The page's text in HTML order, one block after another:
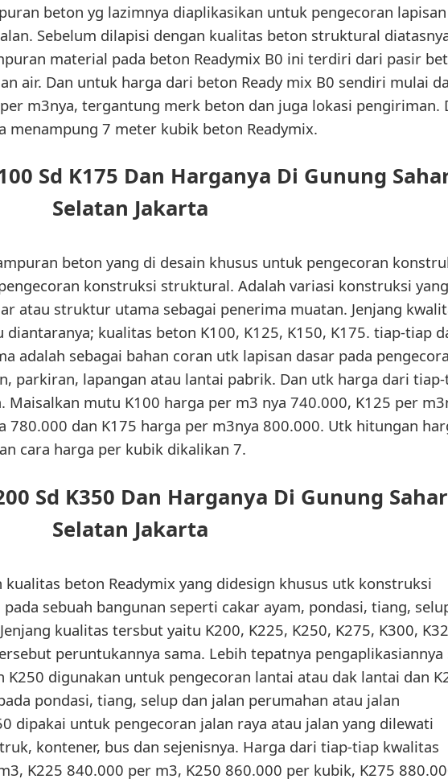
beton yg lazimnya diaplikasikan untuk pengecoran
Sebelum dilapisi dengan kualitas beton struktural
material pada beton Readymix B0 ini terdiri dari pasir
air. Dan untuk harga dari beton Ready mix B0 sendiri mulai
m3nya, tergantung merk beton dan juga lokasi pengiriman.
menampung 7 meter kubik beton Readymix.
Sd K175 Dan Harganya Di Gunung
Selatan Jakarta
beton yang di desain khusus untuk pengecoran
konstruksi struktural. Adalah variasi konstruksi
atau struktur utama sebagai penerima muatan. Jenjang
kualitas beton K100, K125, K150, K175. tiap-tiap
adalah sebagai bahan coran utk lapisan dasar pada
parkiran, lapangan atau lantai pabrik. Dan utk harga dari
mutu K100 harga per m3 nya 740.000, K125 per
780.000 dan K175 harga per m3nya 800.000. Utk hitungan
cara harga per kubik dikalikan 7.
Sd K350 Dan Harganya Di Gunung
Selatan Jakarta
beton Readymix yang didesign khusus utk konstruksi
sebuah bangunan seperti cakar ayam, pondasi, tiang,
kualitas tersbut yaitu K200, K225, K250, K275, K300,
peruntukannya sama. Lebih tepatnya pengaplikasiannya
K250 digunakan untuk pengecoran lantai atau dak lantai dan
pondasi, tiang, selup dan jalan perumahan atau jalan
dipakai untuk pengecoran jalan raya atau jalan yang dilewati
kontener, bus dan sejenisnya. Harga dari tiap-tiap kwalitas
K225 840.000 per m3, K250 860.000 per kubik, K275